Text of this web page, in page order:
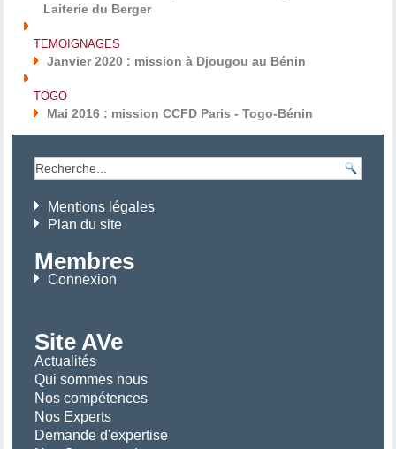
Laiterie du Berger
TEMOIGNAGES
Janvier 2020 : mission à Djougou au Bénin
TOGO
Mai 2016 : mission CCFD Paris - Togo-Bénin
Mentions légales
Plan du site
Membres
Connexion
Site AVe
Actualités
Qui sommes nous
Nos compétences
Nos Experts
Demande d'expertise